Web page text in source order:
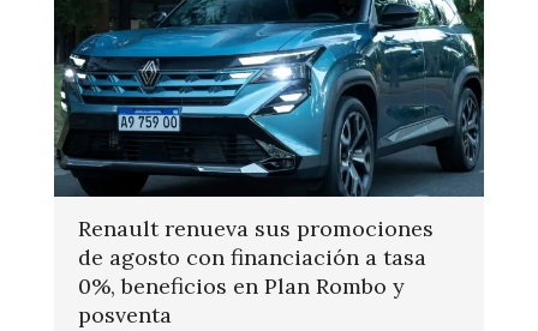
Renault renueva sus promociones
de agosto con financiación a tasa
0%, beneficios en Plan Rombo y
posventa